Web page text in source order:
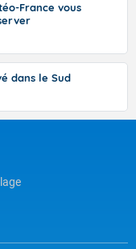
France vous
dans le Sud